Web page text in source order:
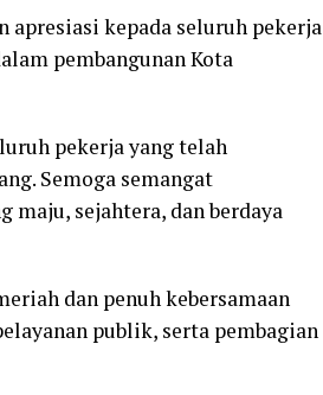
apresiasi kepada seluruh pekerja
pembangunan Kota
pekerja yang telah
Semoga semangat
maju, sejahtera, dan berdaya
dan penuh kebersamaan
publik, serta pembagian